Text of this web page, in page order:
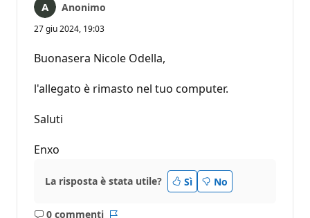
Anonimo
27 giu 2024, 19:03
Buonasera Nicole Odella,
l'allegato è rimasto nel tuo computer.
Saluti
Enxo
La risposta è stata utile? Sì No
0 commenti